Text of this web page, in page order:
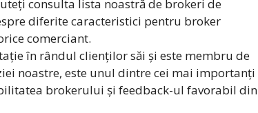
consulta lista noastră de brokeri de
diferite caracteristici pentru broker
comerciant.
în rândul clienților săi și este membru de
noastre, este unul dintre cei mai importanți
brokerului și feedback-ul favorabil din